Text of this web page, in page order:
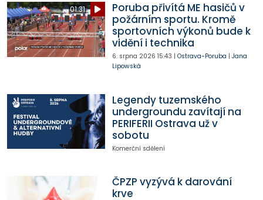
01:31
Poruba přivítá ME hasičů v
požárním sportu. Kromě
sportovních výkonů bude k
vidění i technika
6. srpna 2026 15:43 | Ostrava-Poruba | Jana
Lipowská
Legendy tuzemského
undergroundu zavítají na
PERIFERII Ostrava už v
sobotu
Komerční sdělení
ČPZP vyzývá k darování
krve